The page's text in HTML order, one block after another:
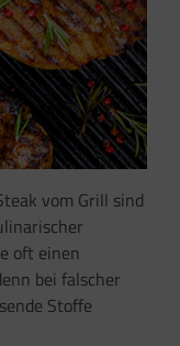
vom Grill sind
oft einen
bei falscher
Stoffe